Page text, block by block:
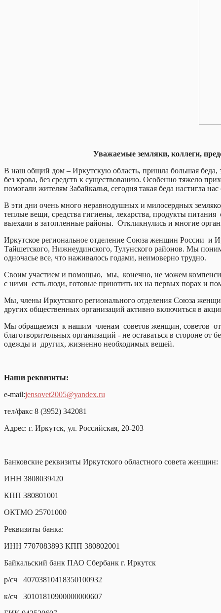
Уважаемые земляки, коллеги,
В наш общий дом – Иркутскую область, пришла большая беда,
без крова, без средств к существованию. Особенно тяжело
помогали жителям Забайкалья, сегодня такая беда настигла
В эти дни очень много неравнодушных и милосердных
теплые вещи, средства гигиены, лекарства, продукты
выехали в затопленные районы. Откликнулись и многие
Иркутское региональное отделение Союза женщин России и
Тайшетского, Нижнеудинского, Тулунского районов. Мы
одночасье все, что наживалось годами, неимоверно трудно.
Своим участием и помощью, мы, конечно, не можем
с ними есть люди, готовые приютить их на первых порах и
Мы, члены Иркутского регионального отделения Союза
других общественных организаций активно включиться в
Мы обращаемся к нашим членам советов женщин, советов
благотворительных организаций - не оставаться в стороне
одежды и других, жизненно необходимых вещей.
Наши реквизиты:
e-mail:jensovet2005@yandex.ru
тел/факс 8 (3952) 342081
Адрес: г. Иркутск, ул. Российская, 20-203
Банковские реквизиты Иркутского областного совета женщин:
ИНН 3808039420
КПП 380801001
ОКТМО 25701000
Реквизиты банка:
ИНН 7707083893 КПП 380802001
Байкальский банк ПАО Сбербанк г. Иркутск
р/сч 40703810418350100932
к/сч 30101810900000000607